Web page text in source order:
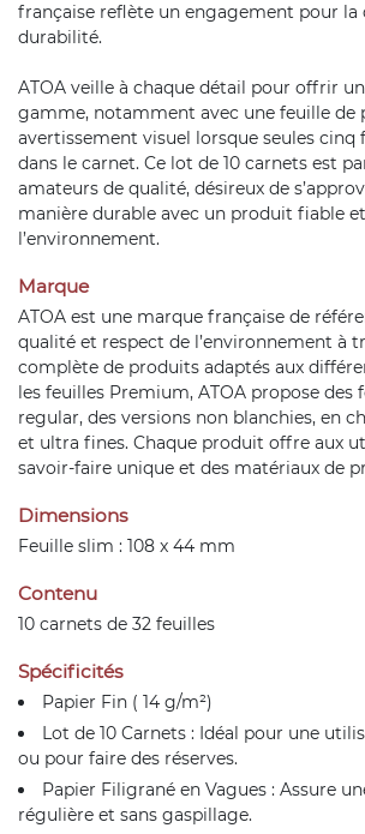
française reflète un engagement pour la
durabilité.
ATOA veille à chaque détail pour offrir
gamme, notamment avec une feuille de
avertissement visuel lorsque seules cinq
dans le carnet. Ce lot de 10 carnets est
amateurs de qualité, désireux de
manière durable avec un produit fiable
l’environnement.
Marque
ATOA est une marque française de
qualité et respect de l’environnement à
complète de produits adaptés aux
les feuilles Premium, ATOA propose des
regular, des versions non blanchies, en
et ultra fines. Chaque produit offre aux
savoir-faire unique et des matériaux de
Dimensions
Feuille slim : 108 x 44 mm
Contenu
10 carnets de 32 feuilles
Spécificités
Papier Fin ( 14 g/m²)
Lot de 10 Carnets : Idéal pour une
ou pour faire des réserves.
Papier Filigrané en Vagues : Assure
régulière et sans gaspillage.